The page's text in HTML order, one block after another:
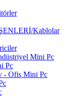
Kablolar
Mini Pc
Pc
- Ofis Mini Pc